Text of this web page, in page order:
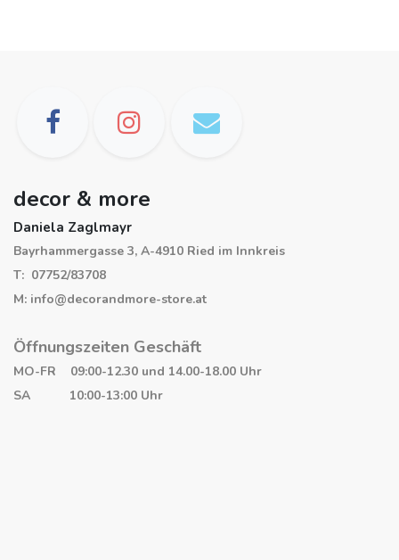
decor & more
Daniela Zaglmayr
Bayrhammergasse 3, A-4910 Ried im Innkreis
T: 07752/83708
M: info@decorandmore-store.at
Öffnungszeiten Geschäft
MO-FR 09:00-12.30 und 14.00-18.00 Uhr
SA 10:00-13:00 Uhr